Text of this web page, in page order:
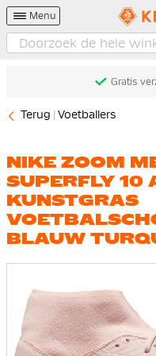
Menu
Gratis
Terug Voetballers
NIKE ZOOM
SUPERFLY 10
KUNSTGRAS
BLAUW
afbeeldingen-
gallerij